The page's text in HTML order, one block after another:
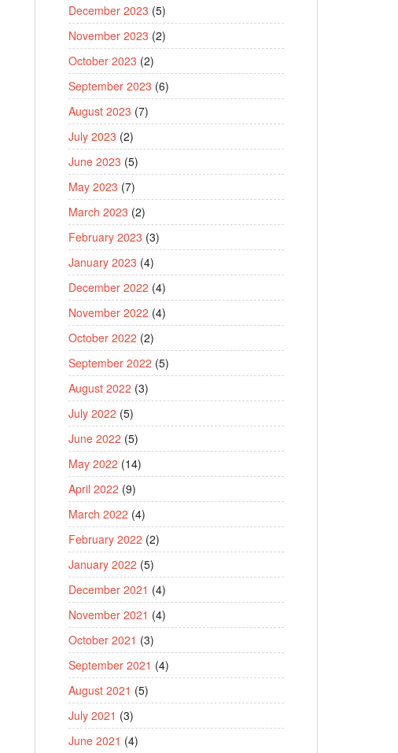
December 2023 (5)
November 2023 (2)
October 2023 (2)
September 2023 (6)
August 2023 (7)
July 2023 (2)
June 2023 (5)
May 2023 (7)
March 2023 (2)
February 2023 (3)
January 2023 (4)
December 2022 (4)
November 2022 (4)
October 2022 (2)
September 2022 (5)
August 2022 (3)
July 2022 (5)
June 2022 (5)
May 2022 (14)
April 2022 (9)
March 2022 (4)
February 2022 (2)
January 2022 (5)
December 2021 (4)
November 2021 (4)
October 2021 (3)
September 2021 (4)
August 2021 (5)
July 2021 (3)
June 2021 (4)